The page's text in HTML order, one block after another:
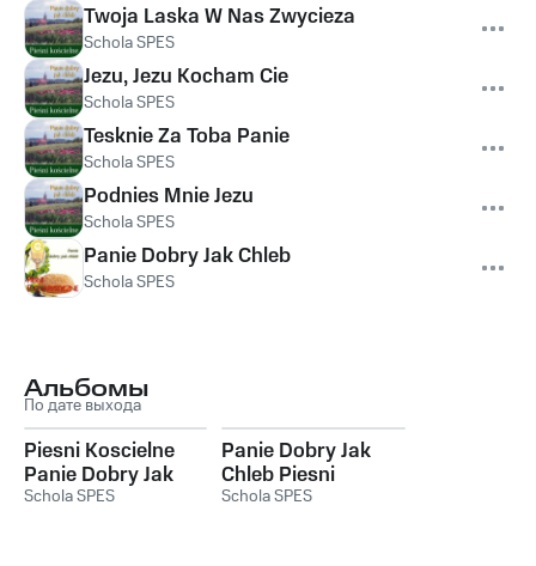
Twoja Laska W Nas Zwycieza
Schola SPES
Jezu, Jezu Kocham Cie
Schola SPES
Tesknie Za Toba Panie
Schola SPES
Podnies Mnie Jezu
Schola SPES
Panie Dobry Jak Chleb
Schola SPES
Альбомы
По дате выхода
Piesni Koscielne
Panie Dobry Jak
Chleb
Schola SPES
Panie Dobry Jak
Chleb Piesni
Eucharystyczne
Schola SPES